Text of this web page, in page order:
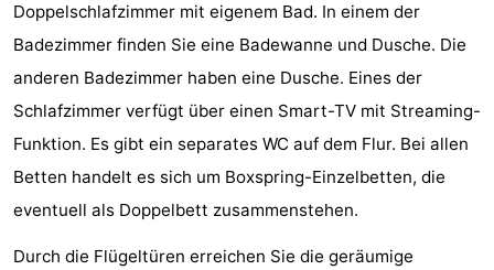
Lastminutes
Strand
Sehen
&
-
Doppelschlafzimmer mit eigenem Bad. In einem der
Badezimmer finden Sie eine Badewanne und Dusche. Die
anderen Badezimmer haben eine Dusche. Eines der
Schlafzimmer verfügt über einen Smart-TV mit Streaming-
Funktion. Es gibt ein separates WC auf dem Flur. Bei allen
Betten handelt es sich um Boxspring-Einzelbetten, die
eventuell als Doppelbett zusammenstehen.
Durch die Flügeltüren erreichen Sie die geräumige